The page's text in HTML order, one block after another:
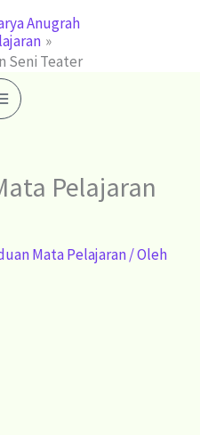
Seni Teater
Pelajaran
Mata Pelajaran/ Oleh